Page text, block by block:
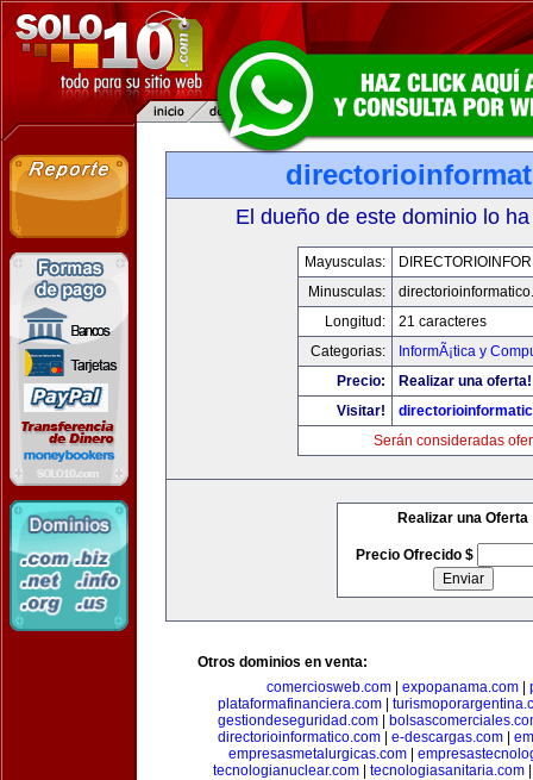
El dueño de este dominio lo
Mayusculas:
Minusculas:
Longitud:
21 caracteres
Categorias:
InformÃ¡tica y
Precio:
Realizar una oferta!
Visitar!
Serán consideradas
Realizar una Oferta
Precio Ofrecido $
Otros dominios en venta:
comerciosweb.com
expopanama.com
plataformafinanciera.com
gestiondeseguridad.com
directorioinformatico.com
e-descargas.com
empresasmetalurgicas.com|
tecnologianuclear.com| tecnologiasanitaria.com